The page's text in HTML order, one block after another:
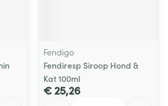
Fendigo
Fendiresp Siroop Hond &
Kat 100ml
€ 25,26